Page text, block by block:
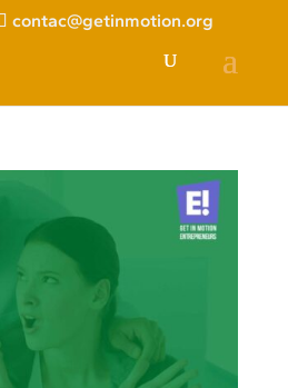
contac@getinmotion.org